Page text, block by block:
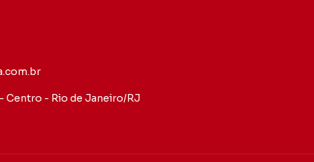
- Centro - Rio de Janeiro/RJ